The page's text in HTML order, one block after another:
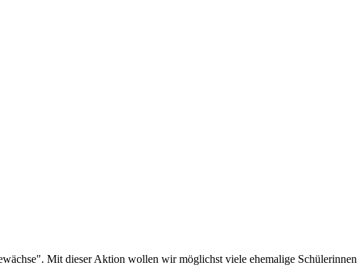
Mit dieser Aktion wollen wir möglichst viele ehemalige Schülerinnen